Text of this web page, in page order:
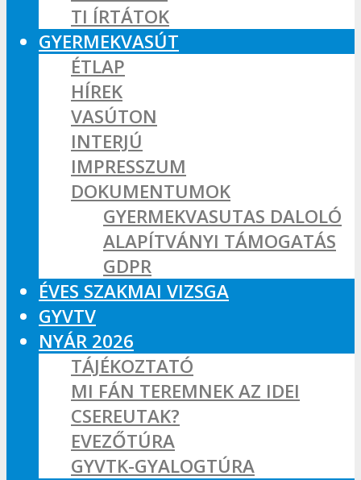
TI ÍRTÁTOK
GYERMEKVASÚT
ÉTLAP
HÍREK
VASÚTON
INTERJÚ
IMPRESSZUM
DOKUMENTUMOK
GYERMEKVASUTAS DALOLÓ
ALAPÍTVÁNYI TÁMOGATÁS
GDPR
ÉVES SZAKMAI VIZSGA
GYVTV
NYÁR 2026
TÁJÉKOZTATÓ
MI FÁN TEREMNEK AZ IDEI
CSEREUTAK?
EVEZŐTÚRA
GYVTK-GYALOGTÚRA